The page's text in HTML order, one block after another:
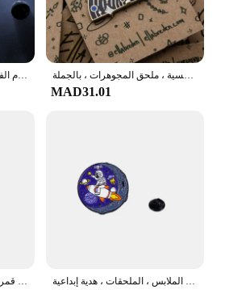
كارل ساجان شارة نقطة زرقاء شاحبة مجموعة من الغبار معلقة في بروش شعاع الشمس الأرض علوم الفضاء الفن المينا دبوس التلبيب بروش شارة معدنية من المينا ، دبوس مستكشف الفضاء ، نظام الطاقة الشمسية ، ملحق المجوهرات ، بالجملة
MAD31.01
شارة معدنية من المينا للأطفال ، مساحة كرتونية ، بروش رائد فضاء ، سفينة فضاء لطيفة ، كوكب ، حوت ، صاروخ ، نجم ، قمر ، هدايا مجوهرات ، بيع بالجملة شارة كارتون سلسلة رائد الفضاء ، حقيبة تذكارية الكون الفضائي ، دبوس قبعة الملابس ، الملحقات ، هدية إبداعية